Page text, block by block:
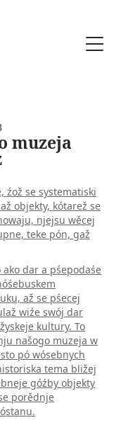
muzeja
se systematiski
objekty, kótarež se
njejsu wěcej
teke pón, gaž
dar a pśepo­da­śe
až se pśecej
wiźe swój dar
kultury. To
našogo muzeja w
pó wósebnych
tema bližej
góźby objekty
porědnje